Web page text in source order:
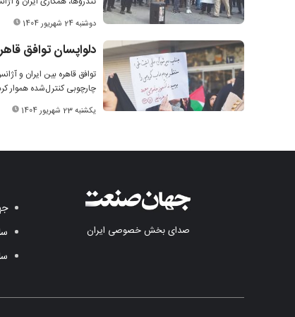
دوشنبه 24 شهریور 1404
دلواپسان توافق
توافق قاهره بین ایران و
چارچوبی کنترل‌شده هموار
یکشنبه 23 شهریور 1404
صدای بخش خصوصی ایران